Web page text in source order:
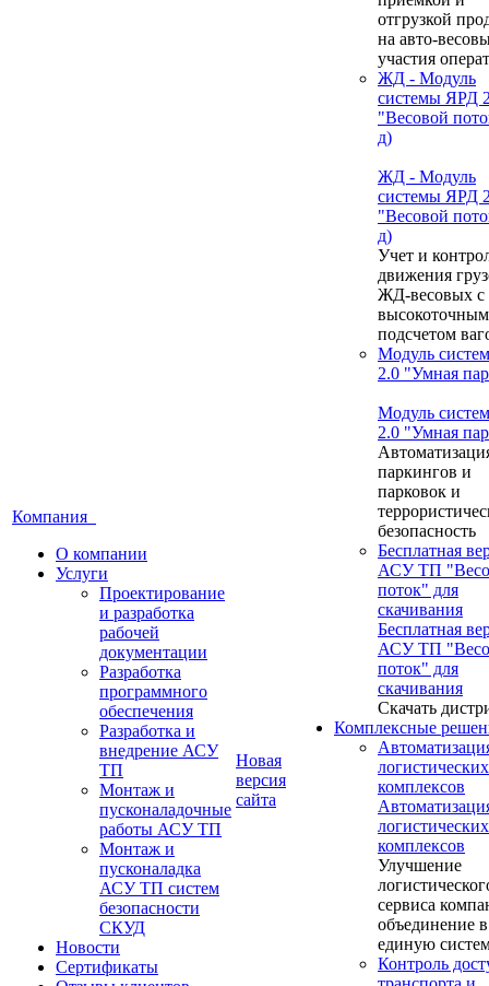
Компания
О компании
Услуги
Проектирование
и разработка
рабочей
документации
Разработка
программного
обеспечения
Разработка и
внедрение АСУ
ТП
Монтаж и
пусконаладочные
работы АСУ ТП
Монтаж и
пусконаладка
АСУ ТП систем
безопасности
СКУД
Новости
Сертификаты
Новая
версия
сайта
отгрузкой
на авто-
участия
ЖД - Модуль
системы ЯРД
"Весовой
д)
ЖД - Модуль
системы ЯРД
"Весовой
д)
Учет и
движения
ЖД-весовых с
высокоточным
подсчетом
Модуль
2.0 "Умная
Модуль
2.0 "Умная
паркингов и
парковок и
безопасность
Бесплатная
АСУ ТП
поток" для
скачивания
Бесплатная
АСУ ТП
поток" для
скачивания
Скачать
Комплексные
логистических
комплексов
логистических
комплексов
Улучшение
сервиса
объединение в
единую
Контроль